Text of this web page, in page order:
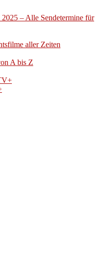
– Alle Sendetermine für
aller Zeiten
A bis Z